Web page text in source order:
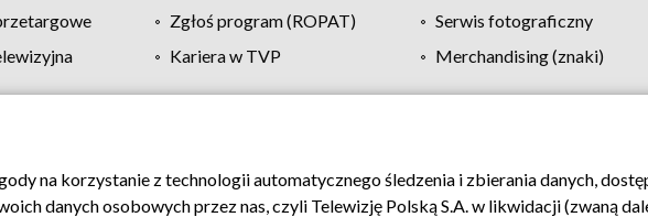
Zgłoś program (ROPAT)
Serwis fotograficzny
Kariera w TVP
Merchandising (znaki)
Polityka prywatności Moje zgody Pomoc Biuro reklamy Kontakt
na korzystanie z technologii automatycznego śledzenia i zbierania danych,
danych osobowych przez nas, czyli Telewizję Polską S.A. w likwidacji (zwaną